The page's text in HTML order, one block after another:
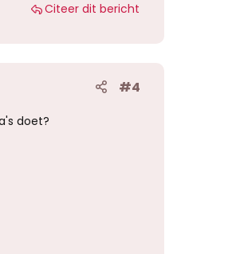
Citeer dit bericht
#4
doet?